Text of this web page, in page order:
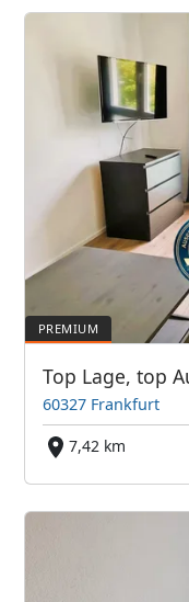
60327 Frankfurt
7,42 km